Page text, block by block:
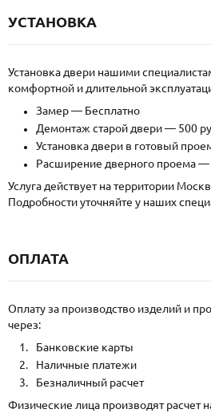
УСТАНОВКА
Установка двери нашими
комфортной и длительной
Замер — Бесплатно
Демонтаж старой двери — 500
Установка двери в готовый
Расширение дверного проема —
Услуга действует на территории
Подробности уточняйте у наших
ОПЛАТА
Оплату за производство изделий и
через:
Банковские карты
Наличные платежи
Безналичный расчет
Физические лица производят расчет